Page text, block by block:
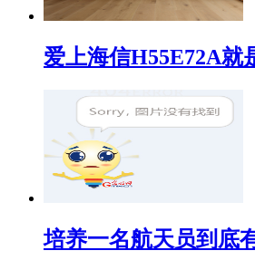
爱上海信H55E72A就
培养一名航天员到底